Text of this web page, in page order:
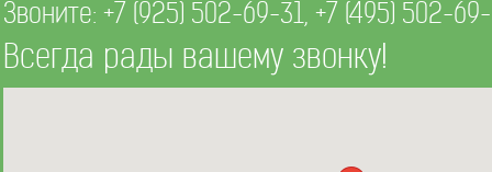
Звоните:+7 (925) 502-69-31,+7 (495) 502-
Всегда рады вашему звонку!